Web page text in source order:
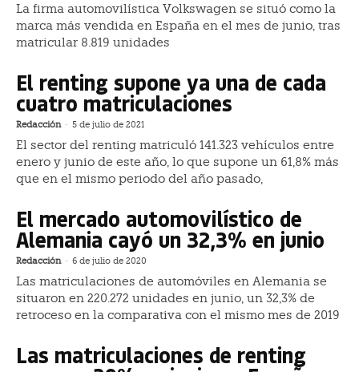
La firma automovilística Volkswagen se situó como la
marca más vendida en España en el mes de junio, tras
matricular 8.819 unidades
El renting supone ya una de cada
cuatro matriculaciones
Redacción - 5 de julio de 2021
El sector del renting matriculó 141.323 vehículos entre
enero y junio de este año, lo que supone un 61,8% más
que en el mismo periodo del año pasado,
El mercado automovilístico de
Alemania cayó un 32,3% en junio
Redacción - 6 de julio de 2020
Las matriculaciones de automóviles en Alemania se
situaron en 220.272 unidades en junio, un 32,3% de
retroceso en la comparativa con el mismo mes de 2019
Las matriculaciones de renting